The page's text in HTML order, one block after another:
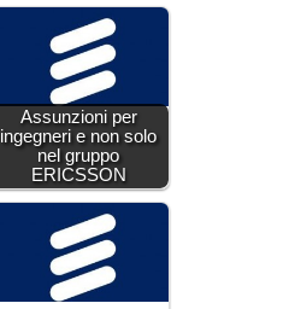
Assunzioni per
ingegneri e non solo
nel gruppo
ERICSSON